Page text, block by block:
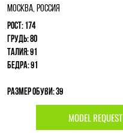
Москва, Россия
Рост: 174
Грудь: 80
Талия: 91
Бедра: 91
Размер обуви: 39
MODEL REQUEST